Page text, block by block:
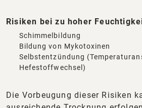
Risiken bei zu hoher
Schimmelbildung
Bildung von Mykotoxinen
Selbstentzündung
Hefestoffwechsel)
Die Vorbeugung dieser Risiken